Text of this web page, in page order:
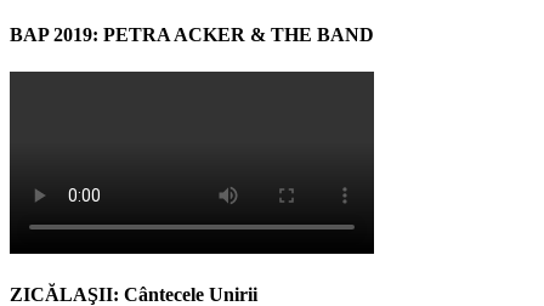
BAP 2019: PETRA ACKER & THE BAND
ZICĂLAŞII: Cântecele Unirii